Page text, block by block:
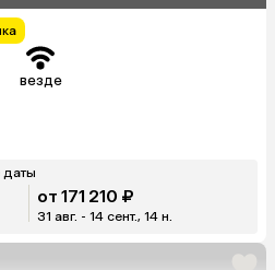
везде
даты
от 171 210 ₽
31 авг. - 14 сент., 14 н.